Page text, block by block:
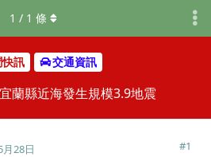
訊 交通資訊
蘭縣近海發生規模3.9地震
1 / 1 條
28日 #1